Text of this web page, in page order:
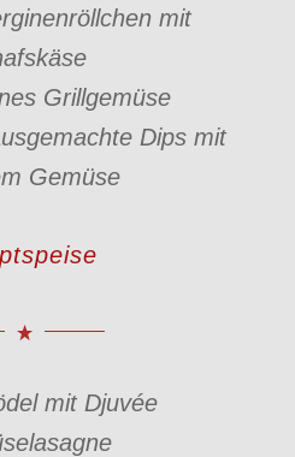
mit
Grillgemüse
Dips mit
Gemüse
mit Djuvée